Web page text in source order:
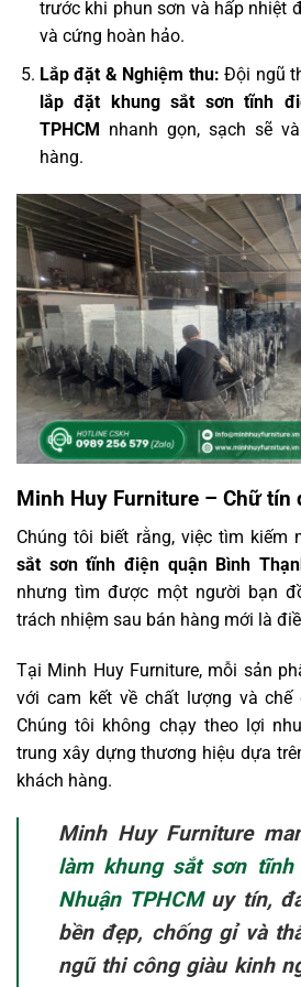
trước khi phun sơn và hấp nhiệt
và cứng hoàn hảo.
Lắp đặt & Nghiệm thu: Đội ngũ
lắp đặt khung sắt sơn tĩnh
TPHCM nhanh gọn, sạch sẽ
hàng.
Minh Huy Furniture – Chữ tín
Chúng tôi biết rằng, việc tìm kiếm
sắt sơn tĩnh điện quận Bình
nhưng tìm được một người bạn
trách nhiệm sau bán hàng mới là
Tại Minh Huy Furniture, mỗi sản
với cam kết về chất lượng và chế
Chúng tôi không chạy theo lợi
trung xây dựng thương hiệu dựa
khách hàng.
Minh Huy Furniture
làm khung sắt sơn tĩnh
Nhuận TPHCMuy tín,
bền đẹp, chống gỉ và
ngũ thi công giàu kinh